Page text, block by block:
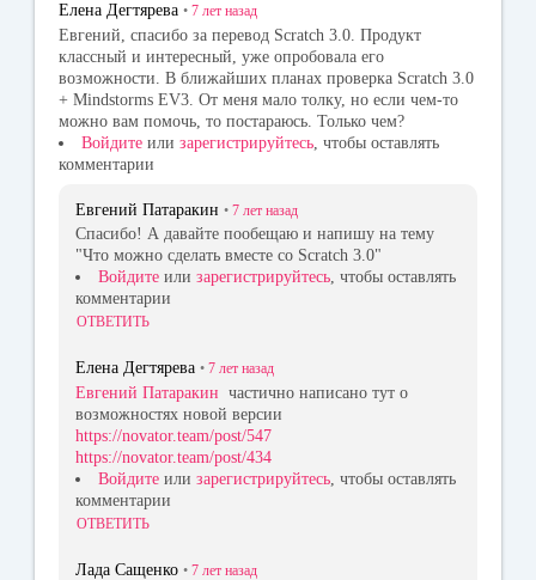
ni
ki
Елена Дегтярева • 7 лет назад
Евгений, спасибо за перевод Scratch 3.0. Продукт
классный и интересный, уже опробовала его
возможности. В ближайших планах проверка Scratch 3.0
+ Mindstorms EV3. От меня мало толку, но если чем-то
можно вам помочь, то постараюсь. Только чем?
Войдите или зарегистрируйтесь , чтобы оставлять
комментарии
Евгений Патаракин • 7 лет назад
Спасибо! А давайте пообещаю и напишу на тему
"Что можно сделать вместе со Scratch 3.0"
Войдите или зарегистрируйтесь, чтобы оставлять
комментарии
ОТВЕТИТЬ
Елена Дегтярева • 7 лет назад
Евгений Патаракин частично написано тут о
возможностях новой версии
https://novator.team/post/547
https://novator.team/post/434
Войдите или зарегистрируйтесь , чтобы оставлять
комментарии
ОТВЕТИТЬ
Лада Сащенко • 7 лет назад